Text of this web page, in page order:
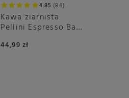
4.85 84
Kawa ziarnista
Pellini Espresso Bar
44,99 zł